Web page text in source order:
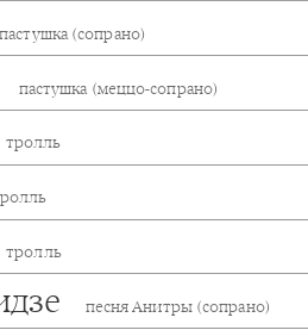
пастушка (сопрано)
пастушка (меццо-сопрано)
тролль
тролль
песня Анитры (сопрано)